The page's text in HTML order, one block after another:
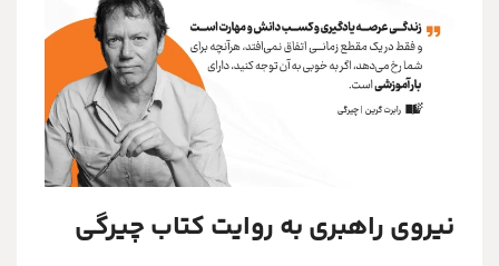
نیروی راهبری به روایت کتاب چیرگی